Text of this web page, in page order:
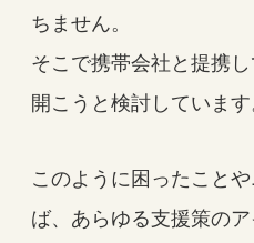
ちません。
そこで携帯会社と提携
開こうと検討しています
このように困ったこと
ば、あらゆる支援策の